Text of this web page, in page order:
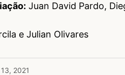
Juan David Pardo,
e Julian Olivares
2021